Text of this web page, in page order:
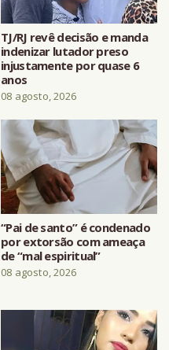
TJ/RJ revê decisão e manda
indenizar lutador preso
injustamente por quase 6
anos
08 agosto, 2026
“Pai de santo” é condenado
por extorsão com ameaça
de “mal espiritual”
08 agosto, 2026